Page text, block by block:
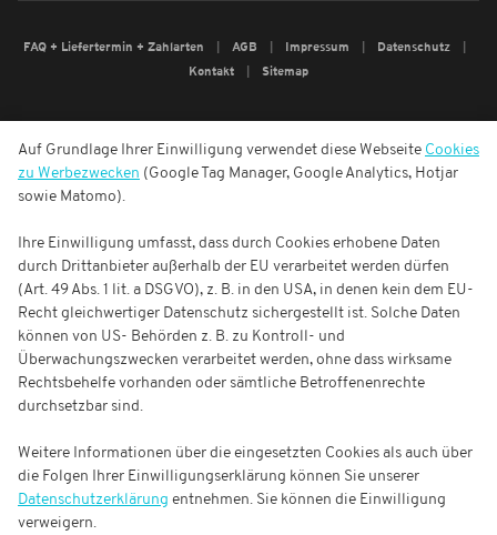
FAQ + Liefertermin + Zahlarten AGB Impressum
Datenschutz
Kontakt
Sitemap
Auf Grundlage Ihrer Einwilligung verwendet diese Webseite Cookies
zu Werbezwecken (Google Tag Manager, Google Analytics, Hotjar
sowie Matomo).
Ihre Einwilligung umfasst, dass durch Cookies erhobene Daten
durch Drittanbieter außerhalb der EU verarbeitet werden dürfen
(Art. 49 Abs. 1 lit. a DSGVO), z. B. in den USA, in denen kein dem EU-
Recht gleichwertiger Datenschutz sichergestellt ist. Solche Daten
können von US- Behörden z. B. zu Kontroll- und
Überwachungszwecken verarbeitet werden, ohne dass wirksame
Rechtsbehelfe vorhanden oder sämtliche Betroffenenrechte
durchsetzbar sind.
Weitere Informationen über die eingesetzten Cookies als auch über
die Folgen Ihrer Einwilligungserklärung können Sie unserer
Datenschutzerklärung entnehmen. Sie können die Einwilligung
verweigern.